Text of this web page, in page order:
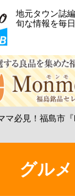
地元タウン誌
旬な情報を毎
マ必見！福島市
グルメ